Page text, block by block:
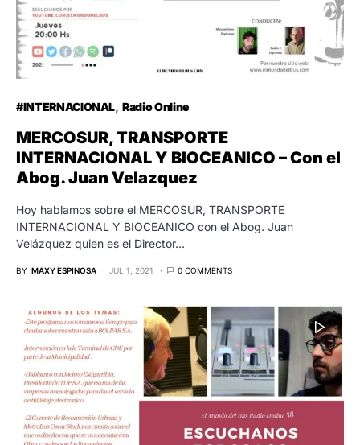
#INTERNACIONAL Radio Online
MERCOSUR, TRANSPORTE
INTERNACIONAL Y BIOCEANICO – Con el
Abog. Juan Velazquez
Hoy hablamos sobre el MERCOSUR, TRANSPORTE
INTERNACIONAL Y BIOCEANICO con el Abog. Juan
Velázquez quien es el Director…
BY MAXY ESPINOSA JUL 1, 2021 0 COMMENTS